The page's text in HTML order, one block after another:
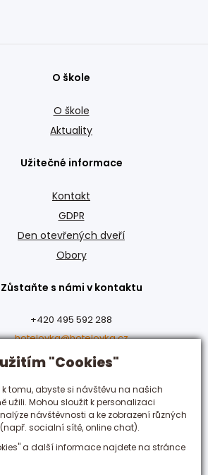
"Cookies"
k tomu, abyste si návštěvu na našich
užili. Mohou sloužit k personalizaci
návštěvnosti a ke zobrazení různých
socialní sítě, online chat).
a další informace najdete na stránce
O škole
O škole
Aktuality
Užitečné informace
Kontakt
GDPR
Den otevřených dveří
Obory
Zůstaňte s námi v kontaktu
+420 495 592 288
hotelovka@hotelovka.cz
500 03 Hradec Králové